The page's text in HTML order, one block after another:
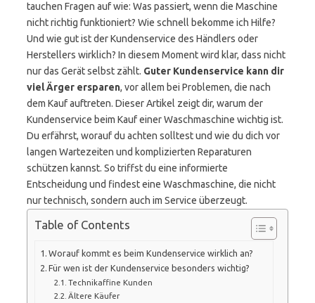
tauchen Fragen auf wie: Was passiert, wenn die Maschine
nicht richtig funktioniert? Wie schnell bekomme ich Hilfe?
Und wie gut ist der Kundenservice des Händlers oder
Herstellers wirklich? In diesem Moment wird klar, dass nicht
nur das Gerät selbst zählt. Guter Kundenservice kann dir
viel Ärger ersparen, vor allem bei Problemen, die nach
dem Kauf auftreten. Dieser Artikel zeigt dir, warum der
Kundenservice beim Kauf einer Waschmaschine wichtig ist.
Du erfährst, worauf du achten solltest und wie du dich vor
langen Wartezeiten und komplizierten Reparaturen
schützen kannst. So triffst du eine informierte
Entscheidung und findest eine Waschmaschine, die nicht
nur technisch, sondern auch im Service überzeugt.
Table of Contents
Worauf kommt es beim Kundenservice wirklich an?
Für wen ist der Kundenservice besonders wichtig?
Technikaffine Kunden
Ältere Käufer